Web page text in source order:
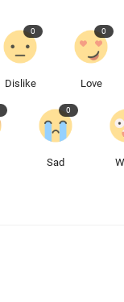
Dislike
0
Love
0
Sad
0